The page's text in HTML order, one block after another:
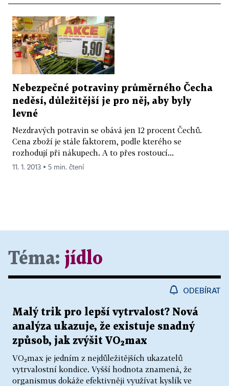
Nebezpečné potraviny průměrného Čecha
neděsí, důležitější je pro něj, aby byly
levné
Nezdravých potravin se obává jen 12 procent Čechů.
Cena zboží je stále faktorem, podle kterého se
rozhodují při nákupech. A to přes rostoucí...
11. 1. 2013 ▪ 5 min. čtení
Téma: jídlo
ODEBÍRAT
Malý trik pro lepší vytrvalost? Nová
analýza ukazuje, že existuje snadný
způsob, jak zvýšit VO₂max
VO₂max je jedním z nejdůležitějších ukazatelů
vytrvalostní kondice. Vyšší hodnota znamená, že
organismus dokáže efektivněji využívat kyslík ve